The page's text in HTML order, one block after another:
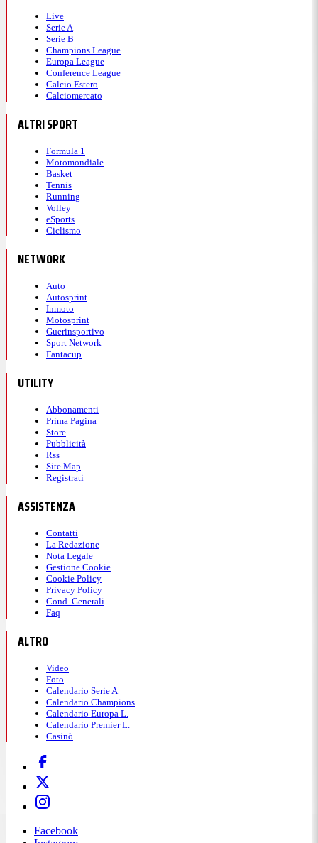
Live
Serie A
Serie B
Champions League
Europa League
Conference League
Calcio Estero
Calciomercato
ALTRI SPORT
Formula 1
Motomondiale
Basket
Tennis
Running
Volley
eSports
Ciclismo
NETWORK
Auto
Autosprint
Inmoto
Motosprint
Guerinsportivo
Sport Network
Fantacup
UTILITY
Abbonamenti
Prima Pagina
Store
Pubblicità
Rss
Site Map
Registrati
ASSISTENZA
Contatti
La Redazione
Nota Legale
Gestione Cookie
Cookie Policy
Privacy Policy
Cond. Generali
Faq
ALTRO
Video
Foto
Calendario Serie A
Calendario Champions
Calendario Europa L.
Calendario Premier L.
Casinò
Facebook